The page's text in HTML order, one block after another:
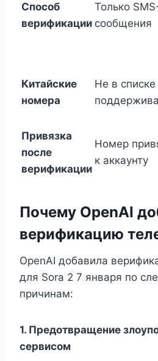
Способ
верификации
Только
сообщения
Китайские
номера
Не в списке
Привязка
после
верификации
Номер
к аккаунту
Почему OpenAI
верификацию
OpenAI добавила
для Sora 2 7 января по
причинам:
1. Предотвращение
сервисом